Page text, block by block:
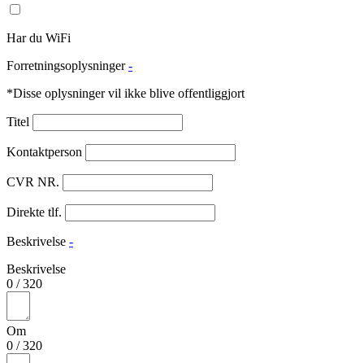
Har du WiFi
Forretningsoplysninger -
*Disse oplysninger vil ikke blive offentliggjort
Titel
Kontaktperson
CVR NR.
Direkte tlf.
Beskrivelse -
Beskrivelse
0 /320
Om
0 /320